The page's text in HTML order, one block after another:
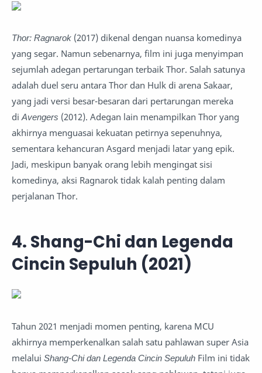
Thor: Ragnarok (2017) dikenal dengan nuansa komedinya
yang segar. Namun sebenarnya, film ini juga menyimpan
sejumlah adegan pertarungan terbaik Thor. Salah satunya
adalah duel seru antara Thor dan Hulk di arena Sakaar,
yang jadi versi besar-besaran dari pertarungan mereka
diAvengers (2012). Adegan lain menampilkan Thor yang
akhirnya menguasai kekuatan petirnya sepenuhnya,
sementara kehancuran Asgard menjadi latar yang epik.
Jadi, meskipun banyak orang lebih mengingat sisi
komedinya, aksi Ragnarok tidak kalah penting dalam
perjalanan Thor.
4. Shang-Chi dan Legenda
Cincin Sepuluh (2021)
Tahun 2021 menjadi momen penting, karena MCU
akhirnya memperkenalkan salah satu pahlawan super Asia
melalui Shang-Chi dan Legenda Cincin Sepuluh Film ini tidak